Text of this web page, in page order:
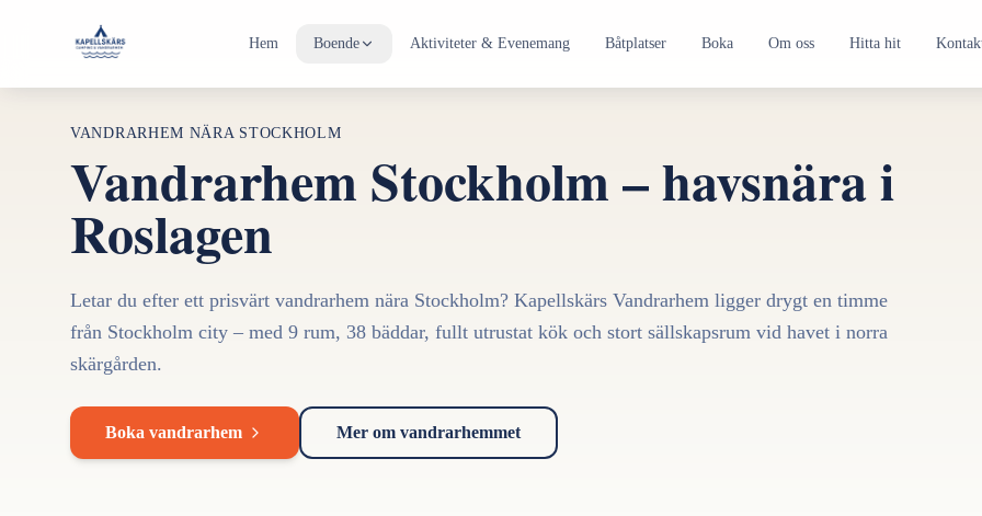
Hem Boende Aktiviteter & Evenemang Båtplatser Boka Om oss Hitta hit
VANDRARHEM NÄRA STOCKHOLM
Vandrarhem Stockholm – havsnära i
Roslagen
Letar du efter ett prisvärt vandrarhem nära Stockholm? Kapellskärs Vandrarhem ligger drygt en timme
från Stockholm city – med 9 rum, 38 bäddar, fullt utrustat kök och stort sällskapsrum vid havet i norra
skärgården.
Boka vandrarhem Mer om vandrarhemmet